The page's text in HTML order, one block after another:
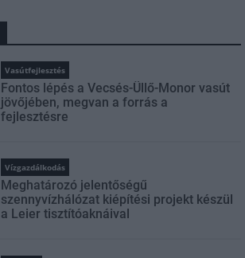
Vasútfejlesztés
Fontos lépés a Vecsés-Üllő-Monor vasút
jövőjében, megvan a forrás a
fejlesztésre
Vízgazdálkodás
Meghatározó jelentőségű
szennyvízhálózat kiépítési projekt készül
a Leier tisztítóaknáival